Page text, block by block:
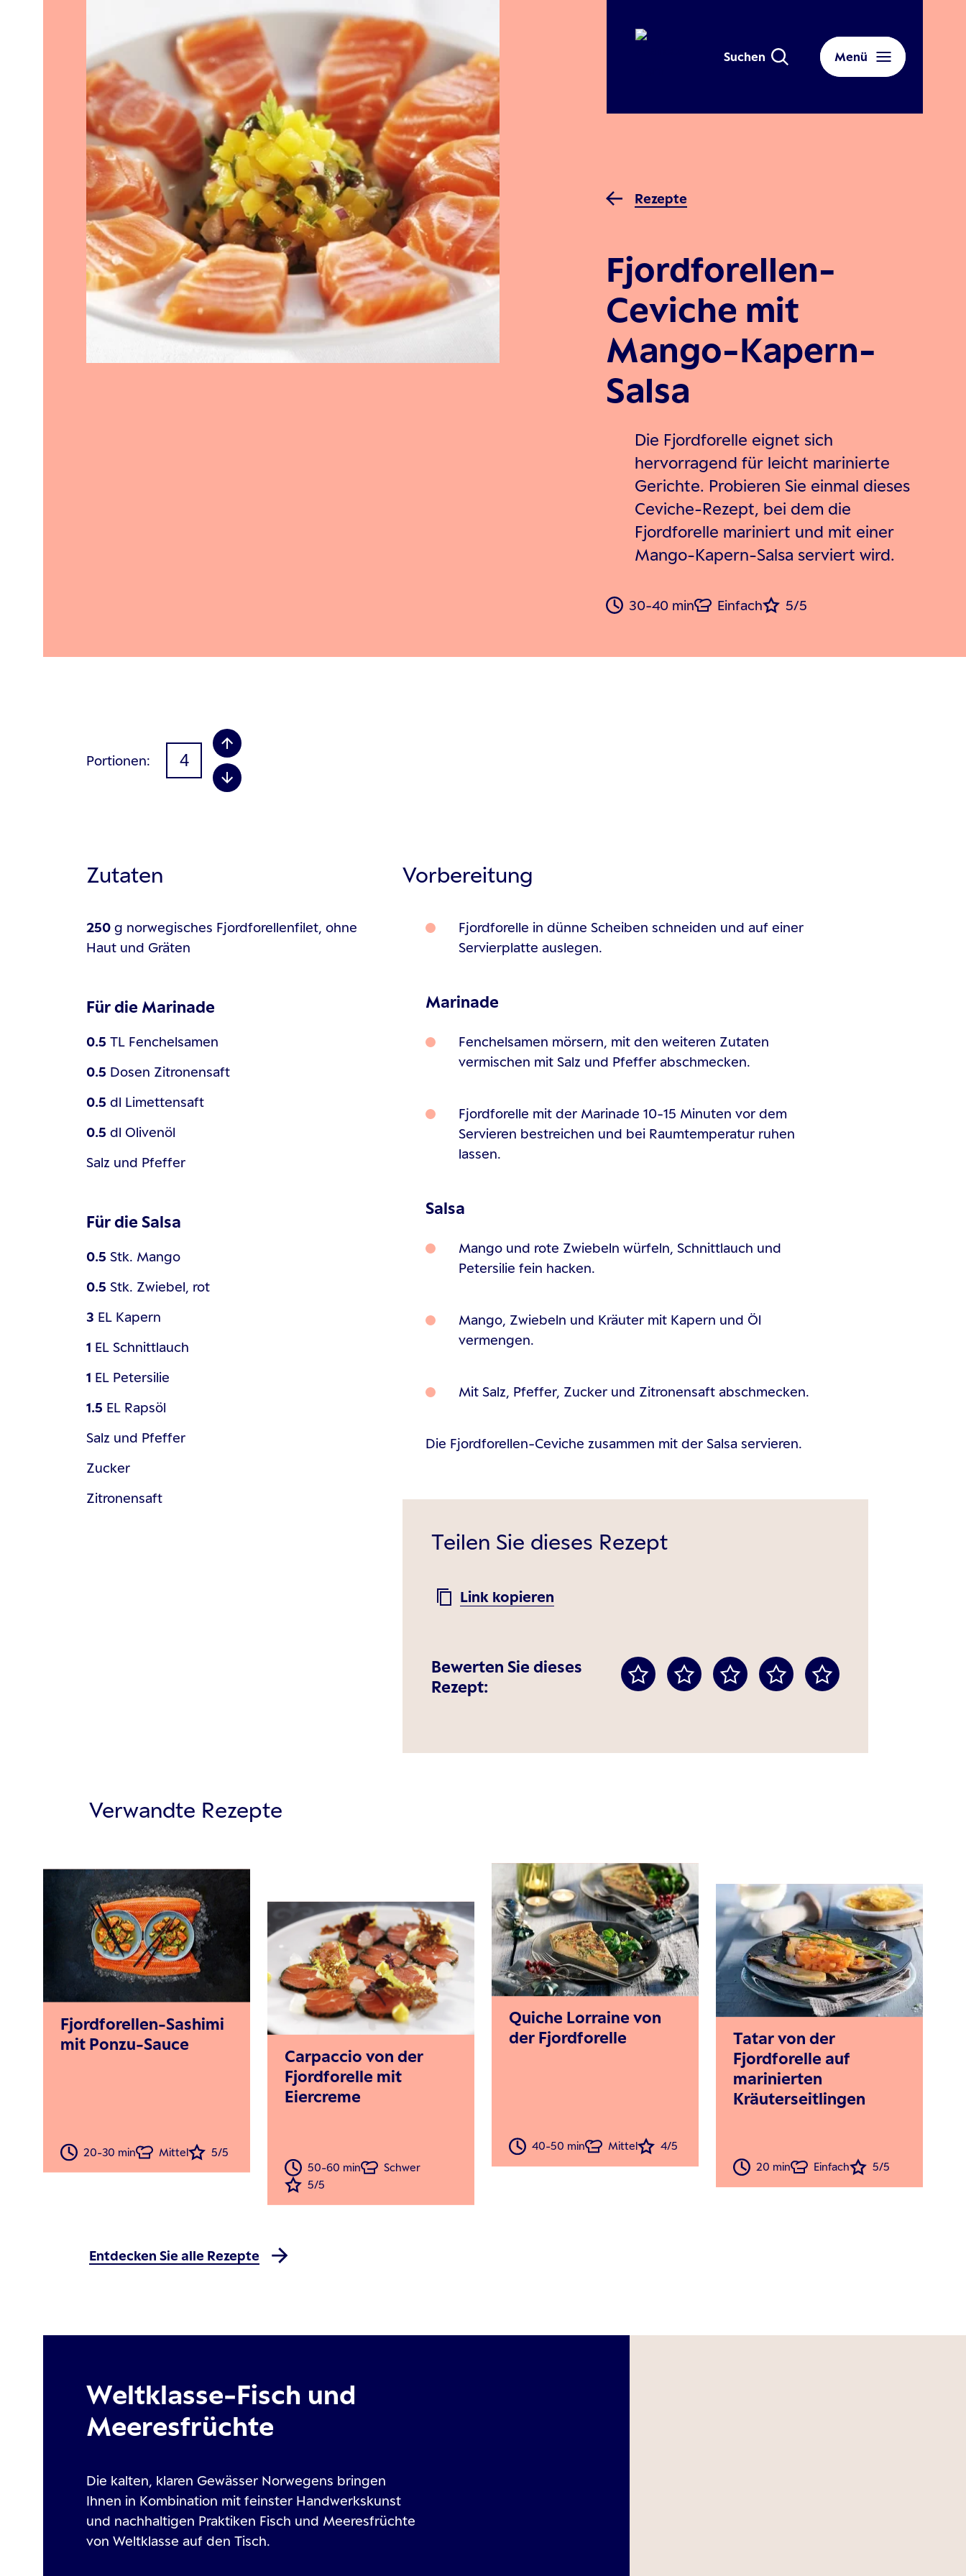
Suchen Menü
Rezepte
Fjordforellen-
Ceviche mit
Mango-Kapern-
Salsa
Die Fjordforelle eignet sich
hervorragend für leicht marinierte
Gerichte. Probieren Sie einmal dieses
Ceviche-Rezept, bei dem die
Fjordforelle mariniert und mit einer
Mango-Kapern-Salsa serviert wird.
30-40 min Einfach 5/5
Portionen
Zutaten
250 g norwegisches Fjordforellenfilet, ohne
Haut und Gräten
Für die Marinade
0.5 TL Fenchelsamen
0.5 Dosen Zitronensaft
0.5 dl Limettensaft
0.5 dl Olivenöl
Salz und Pfeffer
Für die Salsa
0.5 Stk. Mango
0.5 Stk. Zwiebel, rot
3 EL Kapern
1 EL Schnittlauch
1 EL Petersilie
1.5 EL Rapsöl
Salz und Pfeffer
Zucker
Zitronensaft
Vorbereitung
Fjordforelle in dünne Scheiben schneiden und auf einer
Servierplatte auslegen.
Marinade
Fenchelsamen mörsern, mit den weiteren Zutaten
vermischen mit Salz und Pfeffer abschmecken.
Fjordforelle mit der Marinade 10-15 Minuten vor dem
Servieren bestreichen und bei Raumtemperatur ruhen
lassen.
Salsa
Mango und rote Zwiebeln würfeln, Schnittlauch und
Petersilie fein hacken.
Mango, Zwiebeln und Kräuter mit Kapern und Öl
vermengen.
Mit Salz, Pfeffer, Zucker und Zitronensaft abschmecken.
Die Fjordforellen-Ceviche zusammen mit der Salsa servieren.
Teilen Sie dieses Rezept
Link kopieren
Bewerten Sie dieses
Rezept:
Verwandte Rezepte
Fjordforellen-Sashimi
mit Ponzu-Sauce
20-30 min Mittel 5/5
Carpaccio von der
Fjordforelle mit
Eiercreme
50-60 min
Schwer
5/5
Quiche Lorraine von
der Fjordforelle
40-50 min Mittel 4/5
Tatar von der
Fjordforelle auf
marinierten
Kräuterseitlingen
20 min Einfach 5/5
Entdecken Sie alle Rezepte
Weltklasse-Fisch und
Meeresfrüchte
Die kalten, klaren Gewässer Norwegens bringen
Ihnen in Kombination mit feinster Handwerkskunst
und nachhaltigen Praktiken Fisch und Meeresfrüchte
von Weltklasse auf den Tisch.